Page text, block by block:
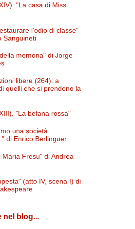
"La casa di Miss
l'odio di classe"
Sanguineti
memoria" di Jorge
libere (264): a
quelli che si prendono la
"La befana rossa"
una società
di Enrico Berlinguer
Maria Fresu" di Andrea
(atto IV, scena I) di
nel blog...